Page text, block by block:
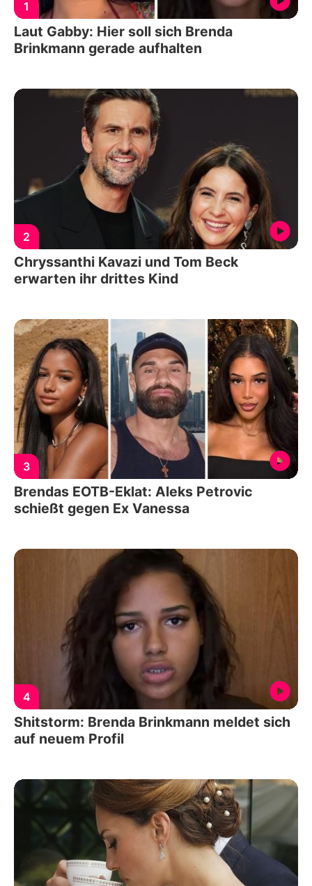
1
Laut Gabby: Hier soll sich Brenda
Brinkmann gerade aufhalten
2
Chryssanthi Kavazi und Tom Beck
erwarten ihr drittes Kind
3
Brendas EOTB-Eklat: Aleks Petrovic
schießt gegen Ex Vanessa
4
Shitstorm: Brenda Brinkmann meldet sich
auf neuem Profil